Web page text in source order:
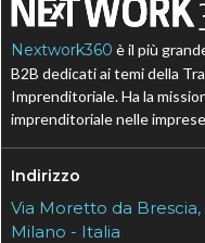
Nextwork360 è il più
B2B dedicati ai temi della
Imprenditoriale. Ha la
imprenditoriale nelle
Indirizzo
Via Moretto da Brescia,
Milano - Italia